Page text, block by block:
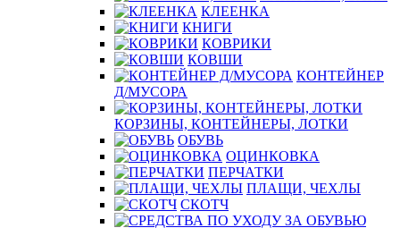
КЛЕЕНКА
КНИГИ
КОВРИКИ
КОВШИ
КОНТЕЙНЕР
Д/МУСОРА
КОРЗИНЫ, КОНТЕЙНЕРЫ, ЛОТКИ
ОБУВЬ
ОЦИНКОВКА
ПЕРЧАТКИ
ПЛАЩИ, ЧЕХЛЫ
СКОТЧ